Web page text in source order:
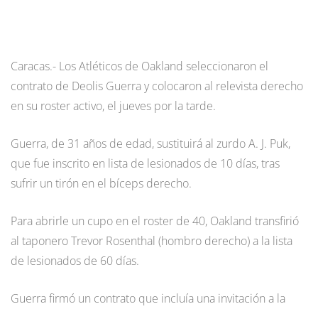
Caracas.- Los Atléticos de Oakland seleccionaron el
contrato de Deolis Guerra y colocaron al relevista derecho
en su roster activo, el jueves por la tarde.
Guerra, de 31 años de edad, sustituirá al zurdo A. J. Puk,
que fue inscrito en lista de lesionados de 10 días, tras
sufrir un tirón en el bíceps derecho.
Para abrirle un cupo en el roster de 40, Oakland transfirió
al taponero Trevor Rosenthal (hombro derecho) a la lista
de lesionados de 60 días.
Guerra firmó un contrato que incluía una invitación a la